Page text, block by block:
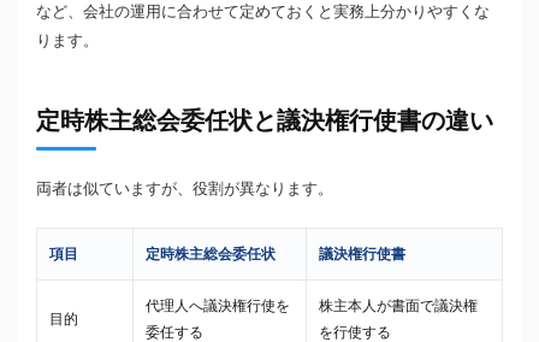
など、会社の運用に合わせて定めておくと実務上分かりやすくな
ります。
定時株主総会委任状と議決権行使書の違い
両者は似ていますが、役割が異なります。
項目 定時株主総会委任状 議決権行使書
目的
代理人へ議決権行使を
委任する
株主本人が書面で議決権
を行使する